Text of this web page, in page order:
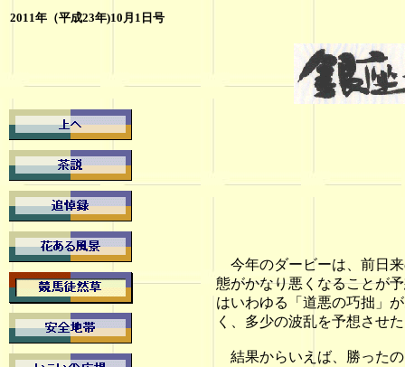
2011年（平成23年)10月1日号
今年のダービーは、前日
態がかなり悪くなることが
はいわゆる「道悪の巧拙」
く、多少の波乱を予想させ
結果からいえば、勝った